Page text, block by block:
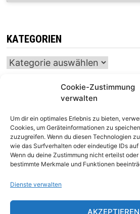
Cookie-Zustimmung
verwalten
Um dir ein optimales Erlebnis zu bieten,
Cookies, um Geräteinformationen zu
zuzugreifen. Wenn du diesen Technologien
wie das Surfverhalten oder eindeutige IDs
Wenn du deine Zustimmung nicht erteilst
bestimmte Merkmale und Funktionen
Dienste verwalten
AKZEPTIEREN
KATEGORIEN
Kategorien